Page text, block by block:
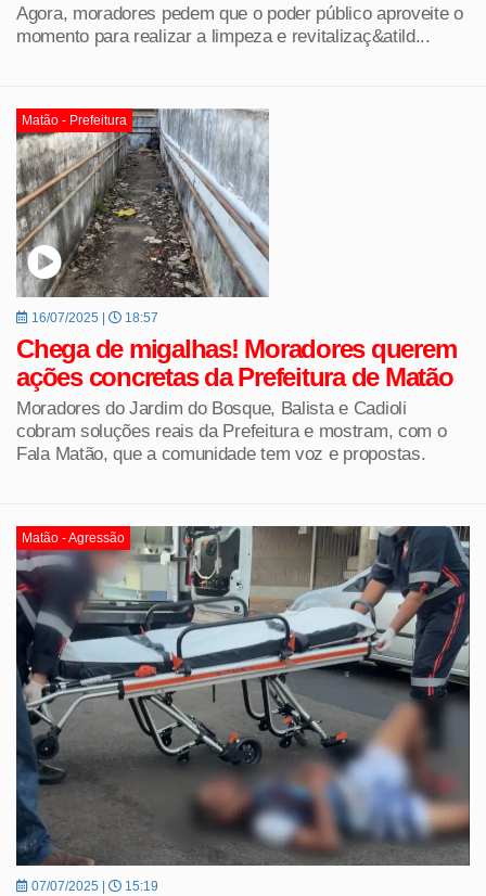
Agora, moradores pedem que o poder público aproveite o
momento para realizar a limpeza e revitalizaç&atild...
Matão - Prefeitura
16/07/2025 | 18:57
Chega de migalhas! Moradores querem
ações concretas da Prefeitura de Matão
Moradores do Jardim do Bosque, Balista e Cadioli
cobram soluções reais da Prefeitura e mostram, com o
Fala Matão, que a comunidade tem voz e propostas.
Matão - Agressão
07/07/2025 | 15:19